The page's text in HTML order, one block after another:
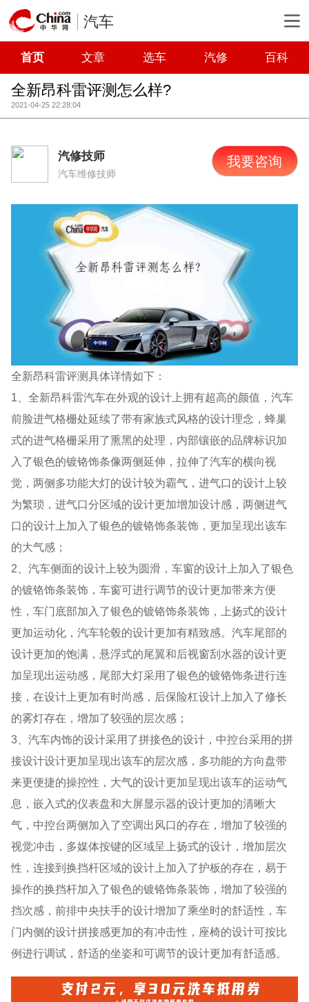
汽车
首页 文章 选车 汽修 百科
全新昂科雷评测怎么样?
2021-04-25 22:28:04
汽修技师
汽车维修技师
我要咨询
全新昂科雷评测具体详情如下：
1、全新昂科雷汽车在外观的设计上拥有超高的颜值，汽车
前脸进气格栅处延续了带有家族式风格的设计理念，蜂巢
式的进气格栅采用了熏黑的处理，内部镶嵌的品牌标识加
入了银色的镀铬饰条像两侧延伸，拉伸了汽车的横向视
觉，两侧多功能大灯的设计较为霸气，进气口的设计上较
为繁琐，进气口分区域的设计更加增加设计感，两侧进气
口的设计上加入了银色的镀铬饰条装饰，更加呈现出该车
的大气感；
2、汽车侧面的设计上较为圆滑，车窗的设计上加入了银色
的镀铬饰条装饰，车窗可进行调节的设计更加带来方便
性，车门底部加入了银色的镀铬饰条装饰，上扬式的设计
更加运动化，汽车轮毂的设计更加有精致感。汽车尾部的
设计更加的饱满，悬浮式的尾翼和后视窗刮水器的设计更
加呈现出运动感，尾部大灯采用了银色的镀铬饰条进行连
接，在设计上更加有时尚感，后保险杠设计上加入了修长
的雾灯存在，增加了较强的层次感；
3、汽车内饰的设计采用了拼接色的设计，中控台采用的拼
接设计设计更加呈现出该车的层次感，多功能的方向盘带
来更便捷的操控性，大气的设计更加呈现出该车的运动气
息，嵌入式的仪表盘和大屏显示器的设计更加的清晰大
气，中控台两侧加入了空调出风口的存在，增加了较强的
视觉冲击，多媒体按键的区域呈上扬式的设计，增加层次
性，连接到换挡杆区域的设计上加入了护板的存在，易于
操作的换挡杆加入了银色的镀铬饰条装饰，增加了较强的
挡次感，前排中央扶手的设计增加了乘坐时的舒适性，车
门内侧的设计拼接感更加的有冲击性，座椅的设计可按比
例进行调试，舒适的坐姿和可调节的设计更加有舒适感。